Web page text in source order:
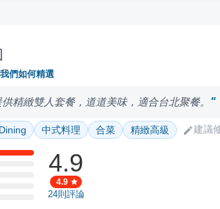
們如何精選
精緻雙人套餐，道道美味，適合台北聚餐。
中式料理 合菜 精緻高級 建議
4.9
4.9
24則評論